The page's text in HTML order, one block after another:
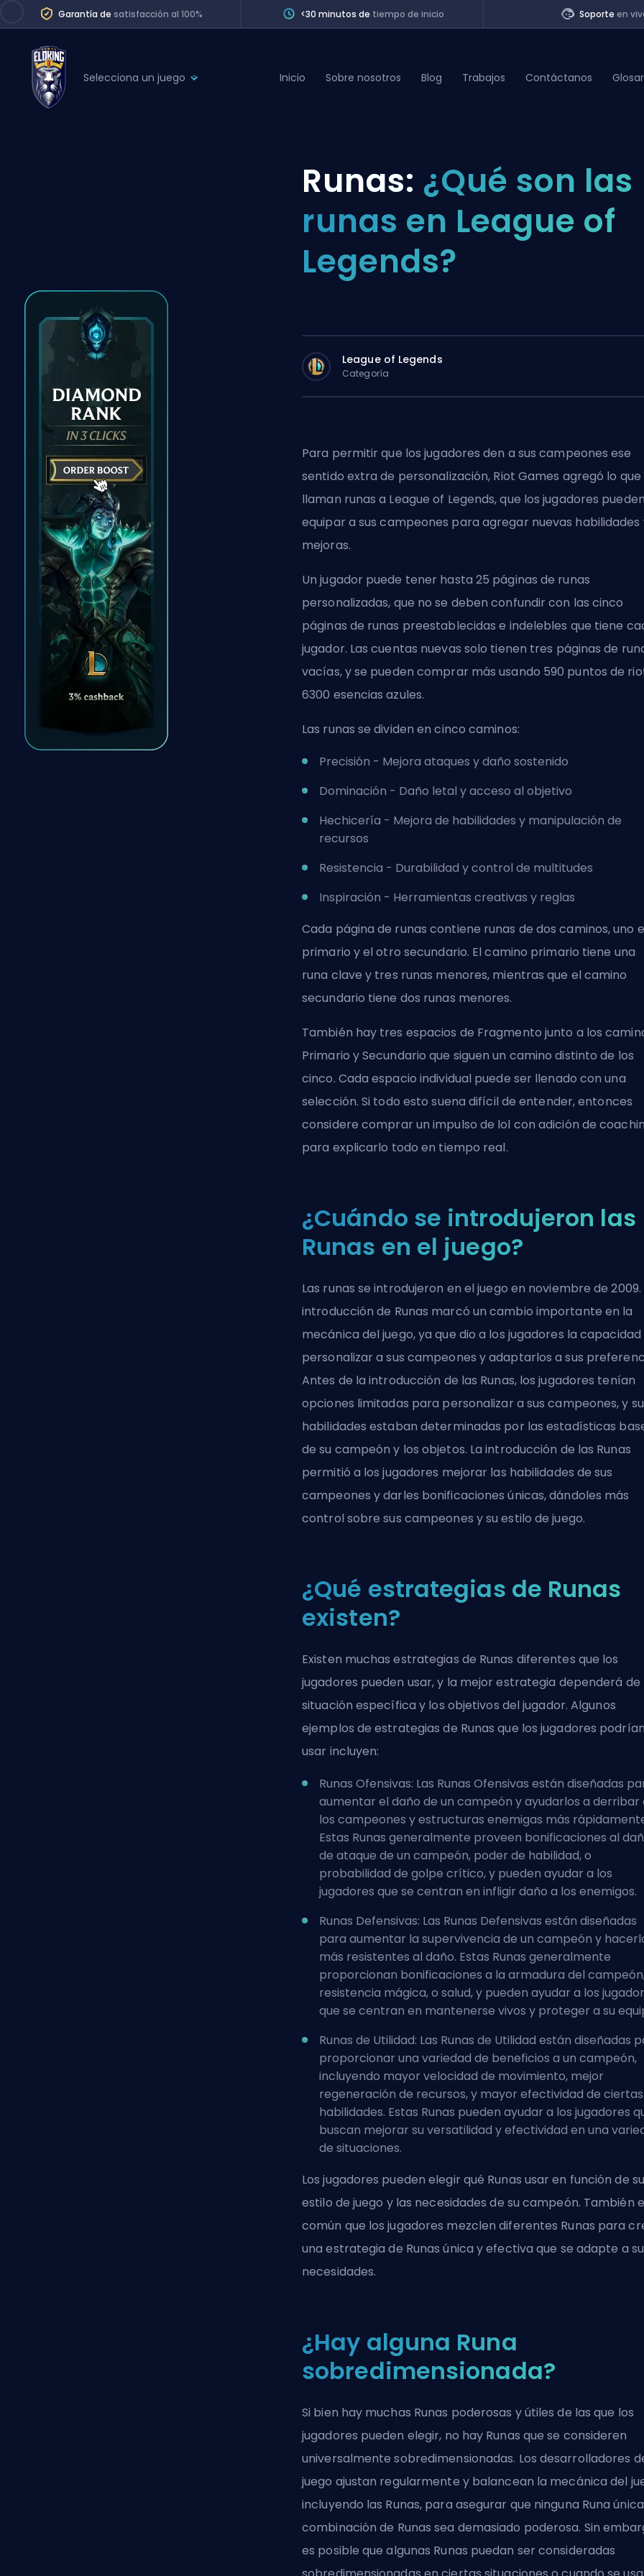
Garantía de satisfacción al 100% <30 minutos de tiempo de inicio Soporteen
Selecciona un juego
Path of Exile 2
Division Boost
Inicio Sobre nosotros Blog Trabajos Contáctanos
Runas: ¿Qué son las
runas en League of
Legends?
League of Legends
Categoría
Para permitir que los jugadores den a suscampeones ese
sentido extra de personalización, Riot Games agregó lo que
llaman runas a League of Legends, que los jugadores pueden
equipar a suscampeones para agregar nuevas habilidades
mejoras.
Un jugador puede tener hasta 25 páginas de runas
personalizadas, que no se deben confundir con las cinco
páginas de runas preestablecidas e indelebles que tiene
jugador. Las cuentas nuevas solo tienen tres páginas de
vacías, y se pueden comprar más usando 590 puntos de
6300 esencias azules.
Las runas se dividen en cinco caminos:
Precisión - Mejora ataques y daño sostenido
Dominación - Daño letal y acceso al objetivo
Hechicería - Mejora de habilidades y manipulación de
recursos
Resistencia - Durabilidad y control de multitudes
Inspiración - Herramientas creativas y reglas
Cada página de runas contiene runas de dos caminos, uno
primario y el otro secundario. El camino primario tiene una
runa clave y tres runas menores, mientras que el camino
secundario tiene dos runas menores.
También hay tres espacios de Fragmento junto a los
Primario y Secundario que siguen un camino distinto de los
cinco. Cada espacio individual puede ser llenado con una
selección. Si todo esto suena difícil de entender, entonces
considere comprar un impulso de lol con adición de
para explicarlo todo en tiempo real.
¿Cuándo se introdujeron las
Runas en el juego?
Las runas se introdujeron en el juego en noviembre de 2009.
introducción de Runas marcó un cambio importante en la
mecánica del juego, ya que dio a los jugadores la capacidad
personalizar a sus campeones y adaptarlos a sus
Antes de la introducción de las Runas, los jugadores tenían
opciones limitadas para personalizar a sus campeones, y
habilidades estaban determinadas por las estadísticas
de su campeón y los objetos. La introducción de las Runas
permitió a los jugadores mejorar las habilidades de sus
campeones y darles bonificaciones únicas, dándoles más
control sobre sus campeones y su estilo de juego.
¿Qué estrategias de Runas
existen?
Existen muchas estrategias de Runas diferentes que los
jugadores pueden usar, y la mejor estrategia dependerá de
situación específica y los objetivos del jugador. Algunos
ejemplos de estrategias de Runas que los jugadores podrían
usar incluyen:
Runas Ofensivas: Las Runas Ofensivas están diseñadas
aumentar el daño de un campeón y ayudarlos a derribar
los campeones y estructuras enemigas más
Estas Runas generalmente proveen bonificaciones al
de ataque de un campeón, poder de habilidad, o
probabilidad de golpe crítico, y pueden ayudar a los
jugadores que se centran en infligir daño a los enemigos.
Runas Defensivas: Las Runas Defensivas están diseñadas
para aumentar la supervivencia de un campeón y
más resistentes al daño. Estas Runas generalmente
proporcionan bonificaciones a la armadura del
resistencia mágica, o salud, y pueden ayudar a los
que se centran en mantenerse vivos y proteger a su
Runas de Utilidad: Las Runas de Utilidad están diseñadas
proporcionar una variedad de beneficios a un campeón,
incluyendo mayor velocidad de movimiento, mejor
regeneración de recursos, y mayor efectividad de ciertas
habilidades. Estas Runas pueden ayudar a los jugadores
buscan mejorar su versatilidad y efectividad en una
de situaciones.
Los jugadores pueden elegir qué Runas usar en función de su
estilo de juego y las necesidades de su campeón. También
común que los jugadores mezclen diferentes Runas para
una estrategia de Runas única y efectiva que se adapte a
necesidades.
¿Hay alguna Runa
sobredimensionada?
Si bien hay muchas Runas poderosas y útiles de las que los
jugadores pueden elegir, no hay Runas que se consideren
universalmente sobredimensionadas. Los desarrolladores
juego ajustan regularmente y balancean la mecánica del
incluyendo las Runas, para asegurar que ninguna Runa
combinación de Runas sea demasiado poderosa. Sin
es posible que algunas Runas puedan ser consideradas